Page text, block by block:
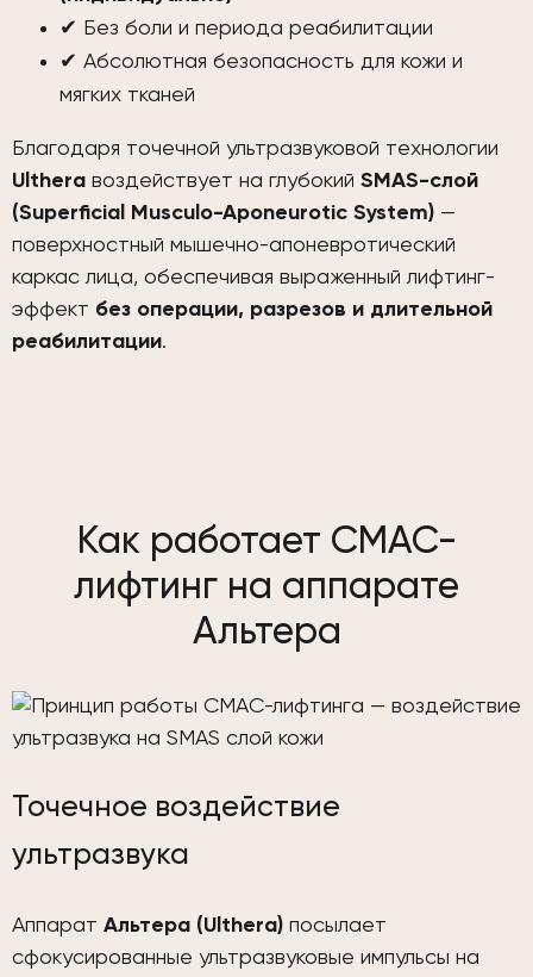
✔ Без боли и периода реабилитации
✔ Абсолютная безопасность для кожи и
мягких тканей
Благодаря точечной ультразвуковой технологии
Ulthera воздействует на глубокий SMAS-слой
(Superficial Musculo-Aponeurotic System) —
поверхностный мышечно-апоневротический
каркас лица, обеспечивая выраженный лифтинг-
эффект без операции, разрезов и длительной
реабилитации.
Как работает СМАС-
лифтинг на аппарате
Альтера
Точечное воздействие
ультразвука
Аппарат Альтера (Ulthera) посылает
сфокусированные ультразвуковые импульсы на